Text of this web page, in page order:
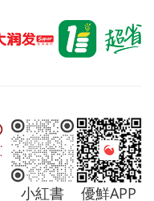
小紅書 優鮮APP